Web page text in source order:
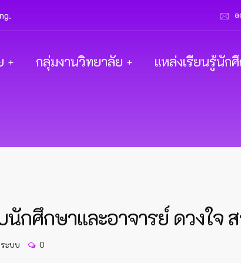
กลุ่มงานวิทยาลัย แหล่งเรียนรู้นัก
กศึกษาและอาจารย์ ดวงใจ
ะบบ 0